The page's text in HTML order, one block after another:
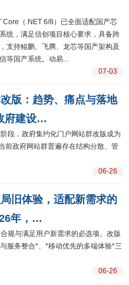
Core（.NET 6/8）已全面适配国产芯
统，满足信创项目核心要求，具备跨
支持鲲鹏、飞腾、龙芯等国产架构及
等国产系统。动易...
07-03
版：趋势、痛点与落地
府建设…
段，政府集约化门户网站群改版成为
前政府网站群普遍存在结构分散、管
06-26
旧体验，适配新需求的
年，…
规与满足用户新需求的必选项。改版
服务整合*、*移动优先的多端体验*三
06-26